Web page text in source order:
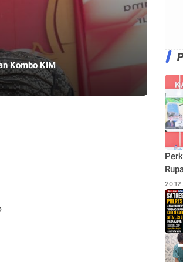
Kombo KIM
Rhu